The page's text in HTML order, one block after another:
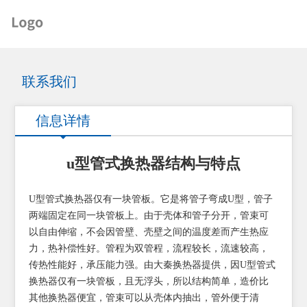
联系我们
信息详情
u型管式换热器结构与特点
U型管式换热器仅有一块管板。它是将管子弯成U型，管子
两端固定在同一块管板上。由于壳体和管子分开，管束可
以自由伸缩，不会因管壁、壳壁之间的温度差而产生热应
力，热补偿性好。管程为双管程，流程较长，流速较高，
传热性能好，承压能力强。由大秦换热器提供，因U型管式
换热器仅有一块管板，且无浮头，所以结构简单，造价比
其他换热器便宜，管束可以从壳体内抽出，管外便于清